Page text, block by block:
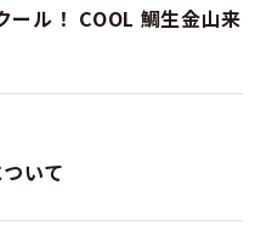
ール！ COOL 鯛生金山来
いて